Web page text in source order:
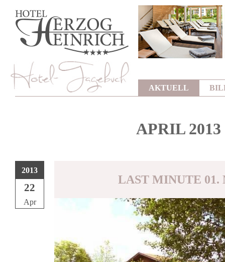
AKTUELL
APRIL 2013
2013
22
Apr
LAST MINUTE 01.